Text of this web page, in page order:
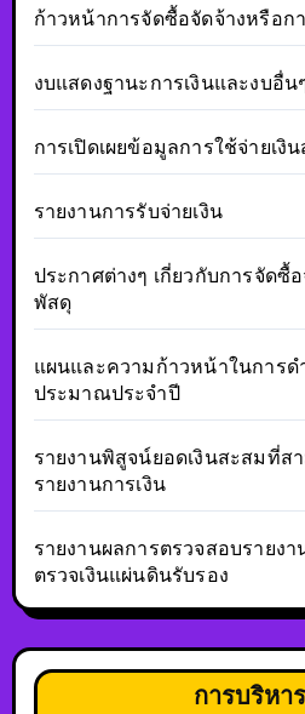
ก้าวหน้าการจัดซื้อจัดจ้างหรือก
งบแสดงฐานะการเงินและงบอื่น
การเปิดเผยข้อมูลการใช้จ่ายเงิ
รายงานการรับจ่ายเงิน
ประกาศต่างๆ เกี่ยวกับการจัดซื้
พัสดุ
แผนและความก้าวหน้าในการด
ประมาณประจำปี
รายงานพิสูจน์ยอดเงินสะสมที่ส
รายงานการเงิน
รายงานผลการตรวจสอบรายง
ตรวจเงินแผ่นดินรับรอง
การบริหา